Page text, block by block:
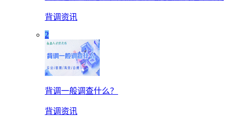
背调资讯
2
背调一般调查什么？
背调资讯